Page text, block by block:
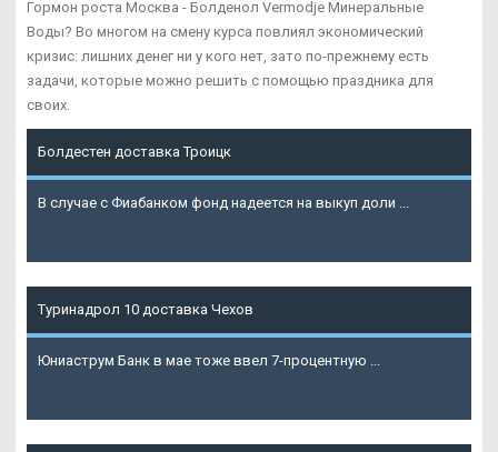
Гормон роста Москва - Болденол Vermodje Минеральные
Воды? Во многом на смену курса повлиял экономический
кризис: лишних денег ни у кого нет, зато по-прежнему есть
задачи, которые можно решить с помощью праздника для
своих.
Болдестен доставка Троицк
В случае с Фиабанком фонд надеется на выкуп доли ...
Туринадрол 10 доставка Чехов
Юниаструм Банк в мае тоже ввел 7-процентную ...